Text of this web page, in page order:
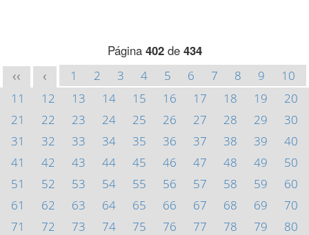
Página 402de 434
<< < 1 2 3 4 5 6 7 8 9
10
11
12 13 14 15 16 17 18 19
20
21
22 23 24 25 26 27 28 29
30
31
32 33 34 35 36 37 38 39
40
41
42 43 44 45 46 47 48 49
50
51
52 53 54 55 56 57 58 59
60
61
62 63 64 65 66 67 68 69
70
71
72 73 74 75 76 77 78 79
80